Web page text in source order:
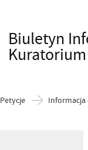
Biuletyn
Petycje Informacja